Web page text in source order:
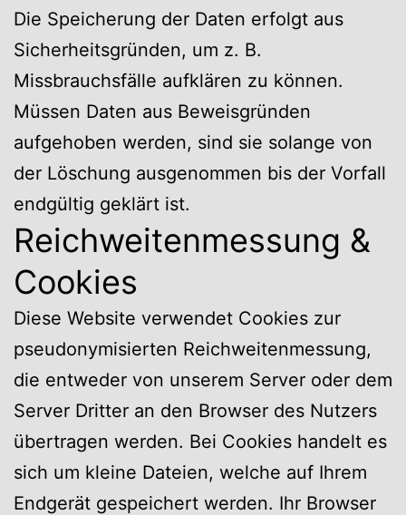
Die Speicherung der Daten erfolgt aus
Sicherheitsgründen, um z. B.
Missbrauchsfälle aufklären zu können.
Müssen Daten aus Beweisgründen
aufgehoben werden, sind sie solange von
der Löschung ausgenommen bis der Vorfall
endgültig geklärt ist.
Reichweitenmessung &
Cookies
Diese Website verwendet Cookies zur
pseudonymisierten Reichweitenmessung,
die entweder von unserem Server oder dem
Server Dritter an den Browser des Nutzers
übertragen werden. Bei Cookies handelt es
sich um kleine Dateien, welche auf Ihrem
Endgerät gespeichert werden. Ihr Browser